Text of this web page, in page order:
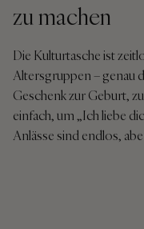
zu machen
Die Kulturtasche ist
Altersgruppen – genau
Geschenk zur Geburt,
einfach, um „Ich liebe
Anlässe sind endlos,